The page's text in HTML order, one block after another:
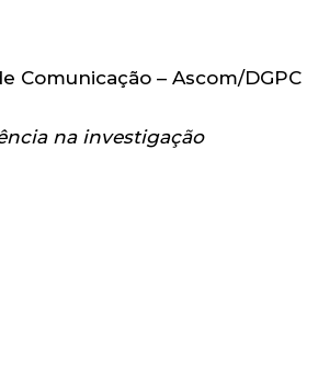
Comunicação – Ascom/DGPC
na investigação